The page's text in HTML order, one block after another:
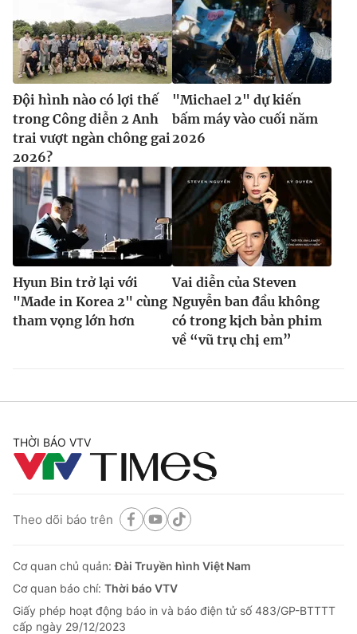
Ðiện thoại Thời báo VTV:
024.66 897 897
Email:toasoan@vtv.vn
Liên hệ quảng cáo:024-7300.7108
® Cấm sao chép dưới mọi hình thức nếu không có sự chấp
thuận bằng văn bản. Ghi rõ nguồn VTV.vn khi phát hành lại
thông tin từ website này.
Đội hình nào có lợi thế
trong Công diễn 2 Anh
trai vượt ngàn chông gai
2026?
"Michael 2" dự kiến
bấm máy vào cuối năm
2026
Hyun Bin trở lại với
"Made in Korea 2" cùng
tham vọng lớn hơn
Vai diễn của Steven
Nguyễn ban đầu không
có trong kịch bản phim
về “vũ trụ chị em”
THỜI BÁO VTV
Theo dõi báo trên
Cơ quan chủ quản:Đài Truyền hình Việt Nam
Cơ quan báo chí: Thời báo VTV
Giấy phép hoạt động báo in và báo điện tử số 483/GP-BTTTT
cấp ngày 29/12/2023